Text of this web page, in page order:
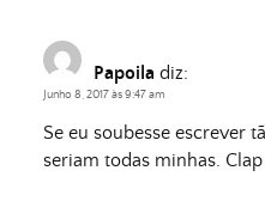
Papoila diz:
Junho 8, 2017 às 9:47 am
Se eu soubesse escrever
seriam todas minhas.